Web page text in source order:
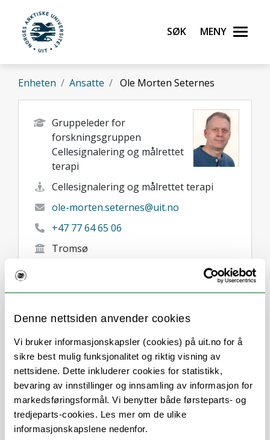
Denne nettsiden anvender cookies
Vi bruker informasjonskapsler (cookies) på uit.no for å
sikre best mulig funksjonalitet og riktig visning av
nettsidene. Dette inkluderer cookies for statistikk,
bevaring av innstillinger og innsamling av informasjon for
markedsføringsformål. Vi benytter både førsteparts- og
tredjeparts-cookies. Les mer om de ulike
informasjonskapslene nedenfor.
Gå til hovedinnhold
UiT Norges arktiske universitet
Søk Meny
Enheten Ansatte Ole Morten Seternes
Gruppeleder for
forskningsgruppen
Cellesignalering og målrettet
terapi
Cellesignalering og målrettet terapi
ole-morten.seternes@uit.no
+47 77 64 65 06
Tromsø
Om
Forskning og undervisning
Publikasjoner
Her finner du meg